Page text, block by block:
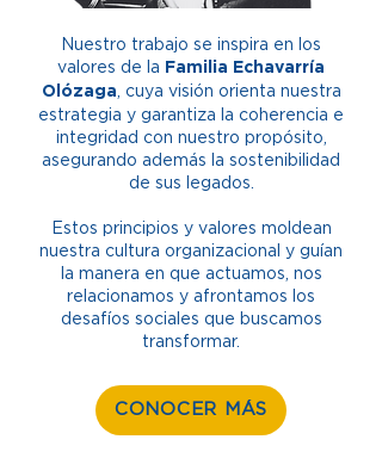
Nuestro trabajo se inspira en los
valores de la Familia Echavarría
Olózaga
, cuya visión orienta nuestra
estrategia y garantiza la coherencia e
integridad con nuestro propósito,
asegurando además la sostenibilidad
de sus legados.
Estos principios y valores moldean
nuestra cultura organizacional y guían
la manera en que actuamos, nos
relacionamos y afrontamos los
desafíos sociales que buscamos
transformar.
CONOCER MÁS